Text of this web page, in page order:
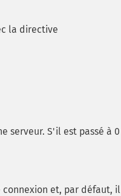
la directive
serveur. S'il est passé à 0
et, par défaut, il